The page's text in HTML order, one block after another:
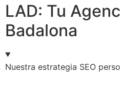
LAD: Tu
Badalona
Nuestra estrategia SEO